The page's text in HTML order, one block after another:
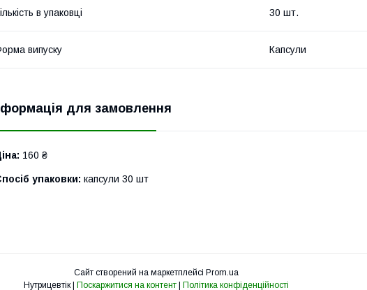
в упаковці 30 шт.
випуску Капсули
для замовлення
160 ₴
упаковки: капсули 30 шт
Сайт створений на маркетплейсі Prom.ua
Нутрицевтік | Поскаржитися на контент | Політика конфіденційності